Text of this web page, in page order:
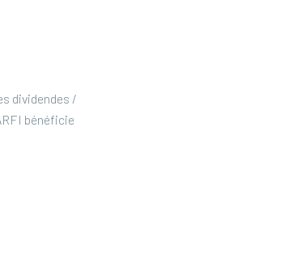
dividendes /
bénéficie